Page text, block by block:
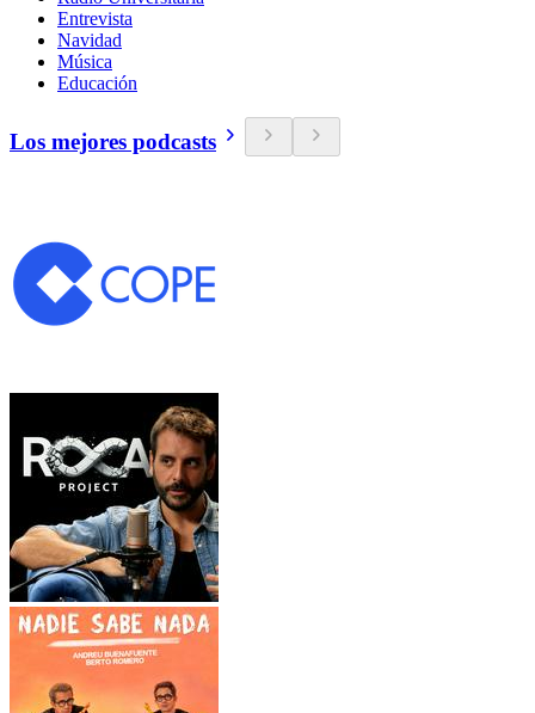
Entrevista
Navidad
Música
Educación
Los mejores podcasts